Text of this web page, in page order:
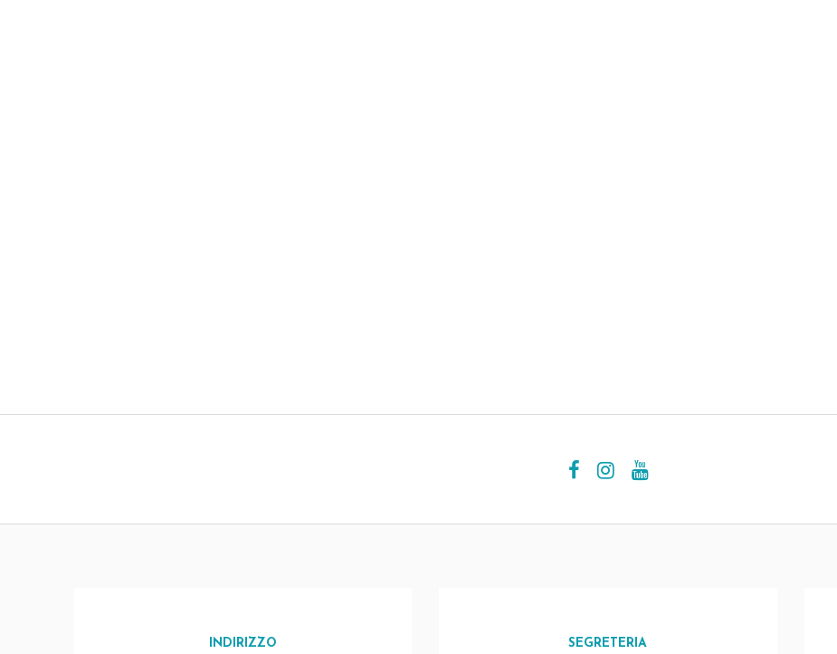
INDIRIZZO SEGRETERIA